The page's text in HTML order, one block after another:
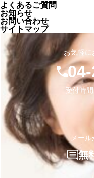
よくあるご質問
お知らせ
お問い合わせ
サイトマップ
お気軽
受付時
メー
無